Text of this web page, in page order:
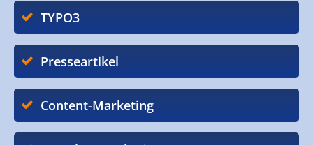
TYPO3
Presseartikel
Content-Marketing